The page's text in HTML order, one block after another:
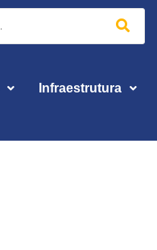
Infraestrutura